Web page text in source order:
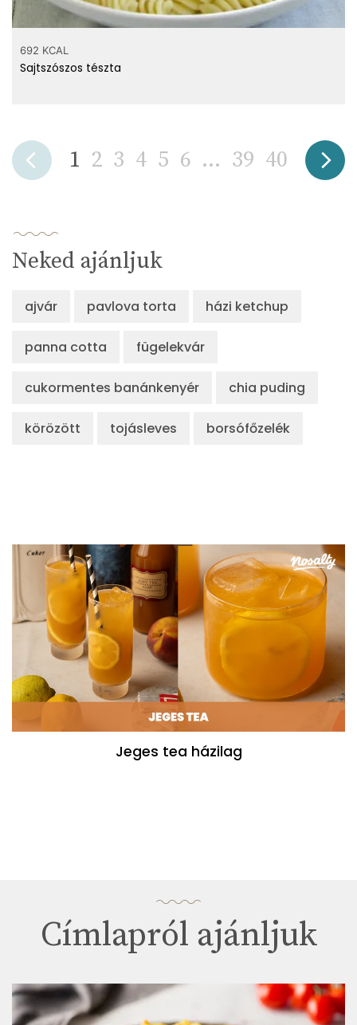
692 KCAL
Sajtszószos tészta
1 2 3 4 5 6 ... 39 40
Neked ajánljuk
ajvár pavlova torta házi ketchup
panna cotta fügelekvár
cukormentes banánkenyér chia puding
körözött tojásleves borsófőzelék
Jeges tea házilag
Címlapról ajánljuk